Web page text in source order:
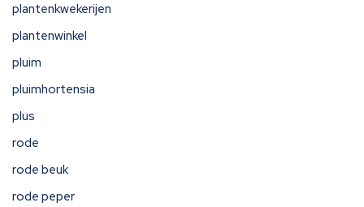
plantenkwekerijen
plantenwinkel
pluim
pluimhortensia
plus
rode
rode beuk
rode peper